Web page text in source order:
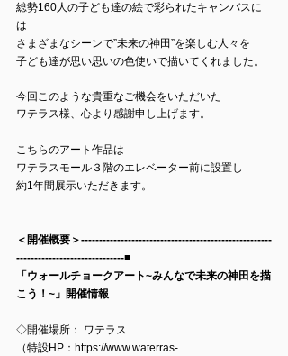
総勢160人の子ども達の絵で彩られたキャンバスに
は
さまざまなシーンで”未来の神田”を楽しむ人々を
子ども達が思い思いの色使いで描いてくれました。
今回このような貴重なご機会をいただいた
ワテラス様、心より感謝申し上げます。
こちらのアート作品は
ワテラスモール３階のエレベーター前に設置し
約1年間展示いただきます。
＜開催概要＞-----------------------------------------------------
------------------------------■
「ウォールチョークアート~みんなで未来の神田を描
こう！~」開催情報
◇開催場所： ワテラス
（特設HP：https://www.waterras-